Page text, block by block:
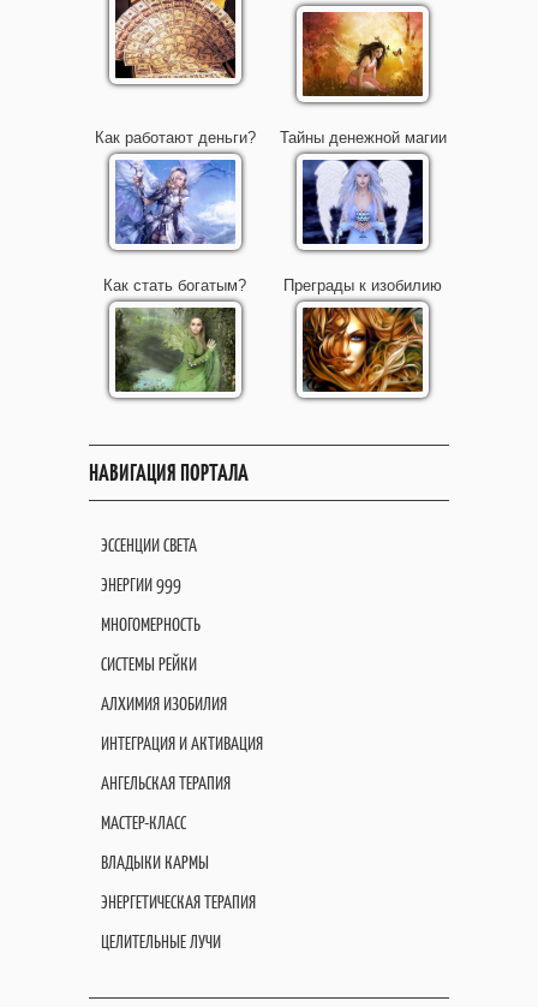
Как работают деньги? Тайны денежной магии
Как стать богатым? Преграды к изобилию
НАВИГАЦИЯ ПОРТАЛА
ЭССЕНЦИИ СВЕТА
ЭНЕРГИИ 999
МНОГОМЕРНОСТЬ
СИСТЕМЫ РЕЙКИ
АЛХИМИЯ ИЗОБИЛИЯ
ИНТЕГРАЦИЯ И АКТИВАЦИЯ
АНГЕЛЬСКАЯ ТЕРАПИЯ
МАСТЕР-КЛАСС
ВЛАДЫКИ КАРМЫ
ЭНЕРГЕТИЧЕСКАЯ ТЕРАПИЯ
ЦЕЛИТЕЛЬНЫЕ ЛУЧИ